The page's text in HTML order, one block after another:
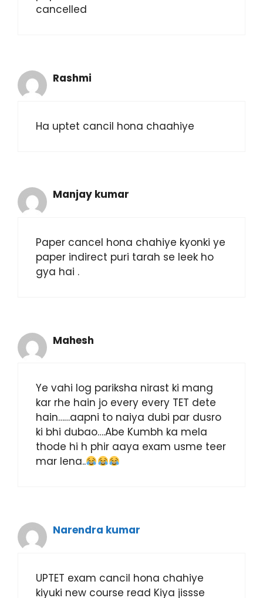
cancelled
Rashmi
Ha uptet cancil hona chaahiye
Manjay kumar
Paper cancel hona chahiye kyonki ye
paper indirect puri tarah se leek ho
gya hai .
Mahesh
Ye vahi log pariksha nirast ki mang
kar rhe hain jo every every TET dete
hain……aapni to naiya dubi par dusro
ki bhi dubao….Abe Kumbh ka mela
thode hi h phir aaya exam usme teer
mar lena..
Narendra kumar
UPTET exam cancil hona chahiye
kiyuki new course read Kiya jissse